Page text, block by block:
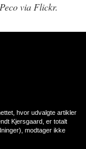
via Flickr.
hvor udvalgte artikler
Kjersgaard, er totalt
modtager ikke